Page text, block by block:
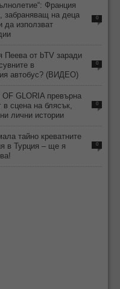
Франция
забраняващ на деца
да използват
0
Пеева от bTV заради
в
автобус? (ВИДЕО)
0
GLORIA превърна
в сцена на блясък,
лични истории
0
тайно креватните
в Турция – ще я
0